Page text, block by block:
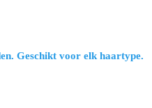
Geschikt voor elk haartype.